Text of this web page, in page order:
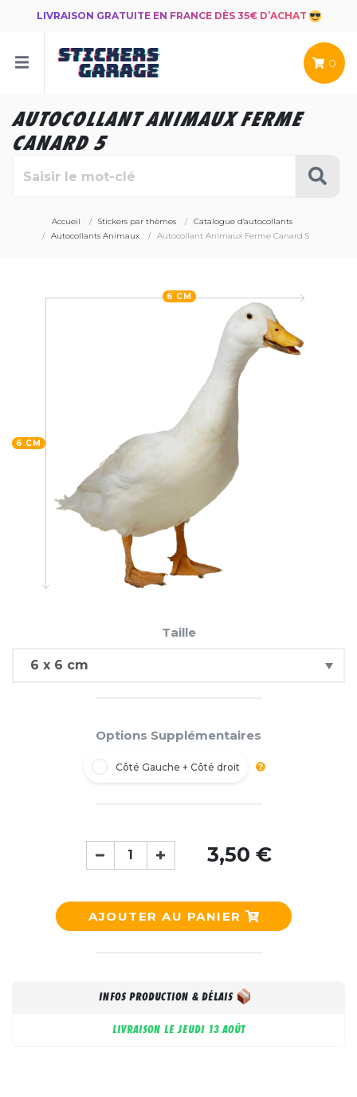
LIVRAISON GRATUITE EN FRANCE DÈS 35€ D’ACHAT
0
AUTOCOLLANT ANIMAUX FERME
CANARD 5
Accueil Stickers par thèmes
Catalogue d'autocollants
Autocollants Animaux
Autocollant Animaux Ferme Canard 5
6 CM
6 CM
Taille
Options Supplémentaires
Côté Gauche + Côté droit
3,50 €
AJOUTER AU PANIER
INFOS PRODUCTION & DÉLAIS
LIVRAISON LEJEUDI 13 AOÛT